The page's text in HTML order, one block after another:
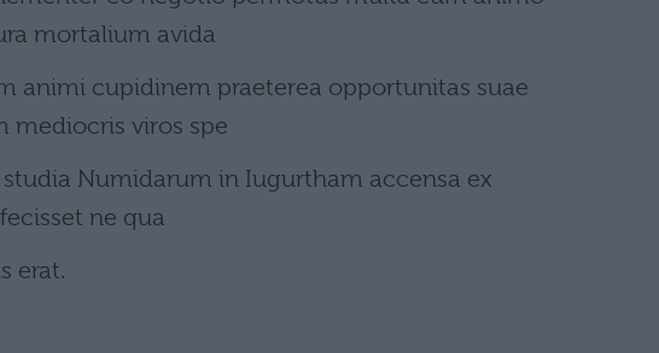
mortalium avida
animi cupidinem praeterea opportunitas suae
mediocris viros spe
Numidarum in Iugurtham accensa ex
ne qua
erat.